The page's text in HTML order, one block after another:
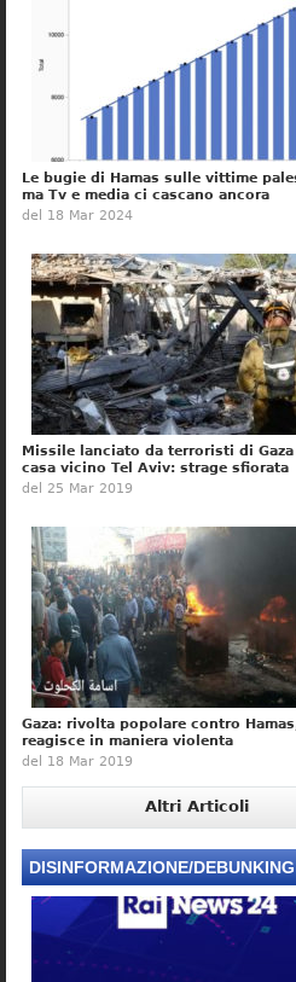
Le bugie di Hamas sulle vittime
ma Tv e media ci cascano ancora
del 18 Mar 2024
Missile lanciato da terroristi di
casa vicino Tel Aviv: strage sfiorata
del 25 Mar 2019
Gaza: rivolta popolare contro
reagisce in maniera violenta
del 18 Mar 2019
Altri Articoli
DISINFORMAZIONE/DEBUNKING